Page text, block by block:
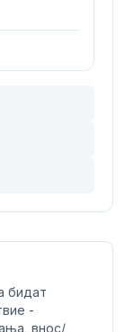
бидат
-
внос/